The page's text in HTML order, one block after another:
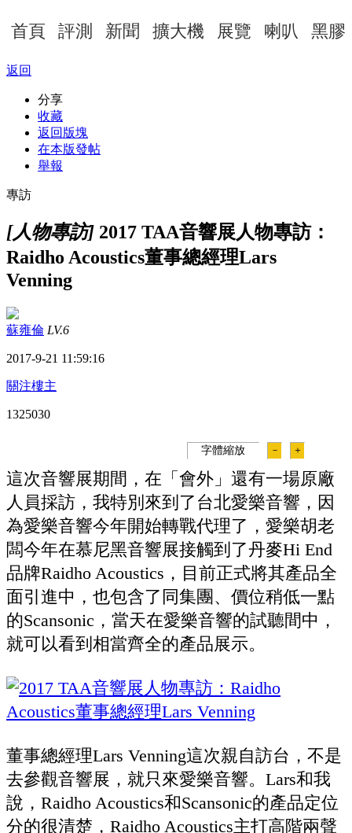
首頁 評測 新聞 擴大機 展覽 喇叭 黑膠
返回
分享
收藏
返回版塊
在本版發帖
舉報
專訪
[人物專訪] 2017 TAA音響展人物專訪：
Raidho Acoustics董事總經理Lars
Venning
蘇雍倫 LV.6
2017-9-21 11:59:16
關注樓主
1325030
字體縮放 － ＋
這次音響展期間，在「會外」還有一場原廠
人員採訪，我特別來到了台北愛樂音響，因
為愛樂音響今年開始轉戰代理了，愛樂胡老
闆今年在慕尼黑音響展接觸到了丹麥Hi End
品牌Raidho Acoustics，目前正式將其產品全
面引進中，也包含了同集團、價位稍低一點
的Scansonic，當天在愛樂音響的試聽間中，
就可以看到相當齊全的產品展示。
董事總經理Lars Venning這次親自訪台，不是
去參觀音響展，就只來愛樂音響。Lars和我
說，Raidho Acoustics和Scansonic的產品定位
分的很清楚，Raidho Acoustics主打高階兩聲